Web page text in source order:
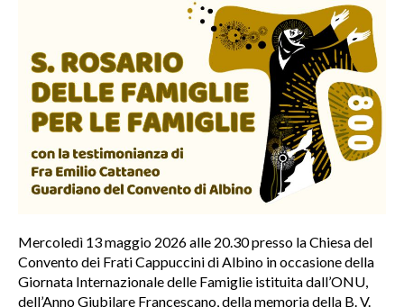
Mercoledì 13 maggio 2026 alle 20.30 presso la Chiesa del
Convento dei Frati Cappuccini di Albino in occasione della
Giornata Internazionale delle Famiglie istituita dall’ONU,
dell’Anno Giubilare Francescano, della memoria della B. V.